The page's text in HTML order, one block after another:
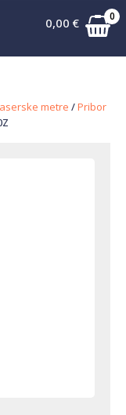
0,00 € 0
metre /Pribor